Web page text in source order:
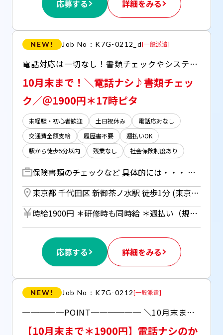
応募する 詳細をみる
NEW! Job No：K7G-0212_d[一般派遣]
電話対応は一切なし！書類チェックやシステムへのデータなどかんたん事務のオシゴト 高時給1900円×短期でサクッと稼げます♪
10月末まで！＼電話ナシ♪書類チェッ
ク／＠1900円＊17時ピタ
未経験・初心者歓迎 土日祝休み
電話応対なし
交通費全額支給
履歴書不要
週払いOK
駅から徒歩5分以内
残業なし 社会保険制度あり
保険書類のチェックなど 具体的には・・・ ○書類（画像データ）のチェック 〇専用システムでの修正・登録 ＊電話対応はありません！ ＊モニターとノートPCの2画面使用です ＊マニュアル・研修もあり！
東京都 千代田区 新御茶ノ水駅 徒歩1分 (東京メトロ千代田線) ／ 小川町駅 徒歩1分 (都営新宿線) ／ 淡路町駅 徒歩1分 (東京メトロ丸ノ内線)
時給1900円 ＊研修時も同時給 ＊週払い（規定あり）利用OK！ 但し、週払い制度は初回2ヵ月間のみ、 3ヵ月目以降は月払い制になります。 利用についてはご本人様からお仕事紹介時に申請があった場合のみとなります。
応募する 詳細をみる
NEW! Job No：K7G-0212[一般派遣]
─────POINT────── ＼10月末までの期間限定のお仕事！／ 〇人気の電話なしのもくもく事務♪ 〇複数駅から徒歩1分とアクセス良好！ 〇1900円の高時給でしっかり稼げる！ 【自宅で完結！WEB登録受付中】
【10月末まで＊1900円】電話ナシのか